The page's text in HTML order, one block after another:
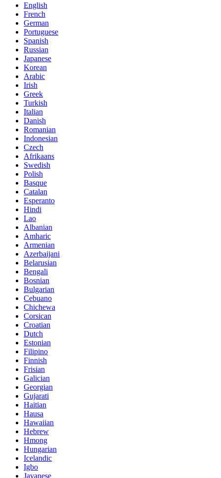
English
French
German
Portuguese
Spanish
Russian
Japanese
Korean
Arabic
Irish
Greek
Turkish
Italian
Danish
Romanian
Indonesian
Czech
Afrikaans
Swedish
Polish
Basque
Catalan
Esperanto
Hindi
Lao
Albanian
Amharic
Armenian
Azerbaijani
Belarusian
Bengali
Bosnian
Bulgarian
Cebuano
Chichewa
Corsican
Croatian
Dutch
Estonian
Filipino
Finnish
Frisian
Galician
Georgian
Gujarati
Haitian
Hausa
Hawaiian
Hebrew
Hmong
Hungarian
Icelandic
Igbo
Javanese